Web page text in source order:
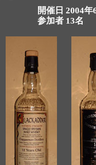
開催日 2004年
参加者 13名